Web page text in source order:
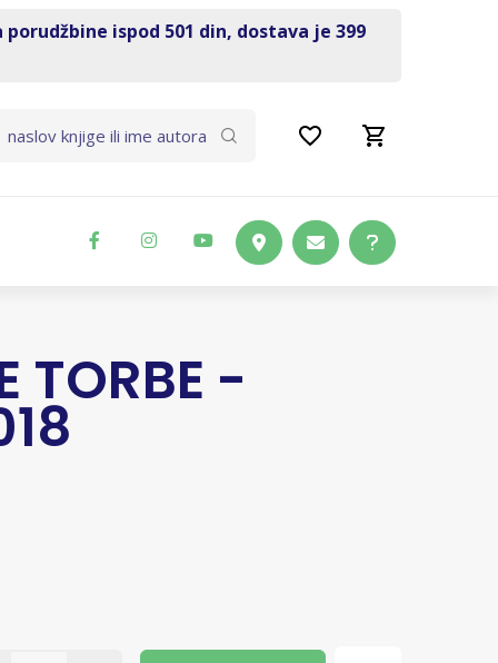
ispod 501 din, dostava je 399
TORBE -